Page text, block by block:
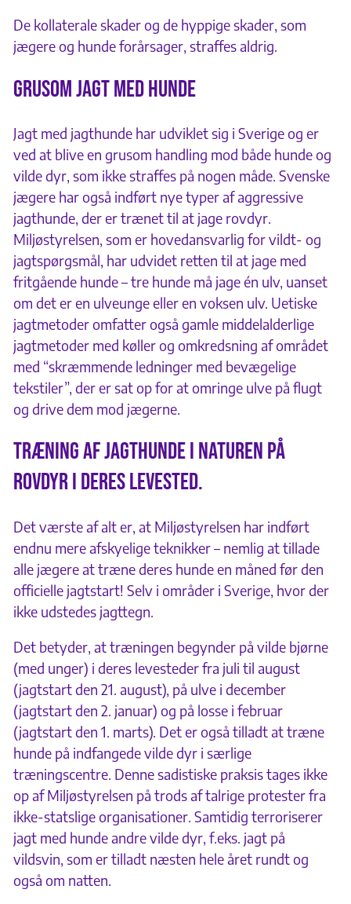
De kollaterale skader og de hyppige skader, som
jægere og hunde forårsager, straffes aldrig.
Grusom jagt med hunde
Jagt med jagthunde har udviklet sig i Sverige og er
ved at blive en grusom handling mod både hunde og
vilde dyr, som ikke straffes på nogen måde. Svenske
jægere har også indført nye typer af aggressive
jagthunde, der er trænet til at jage rovdyr.
Miljøstyrelsen, som er hovedansvarlig for vildt- og
jagtspørgsmål, har udvidet retten til at jage med
fritgående hunde – tre hunde må jage én ulv, uanset
om det er en ulveunge eller en voksen ulv. Uetiske
jagtmetoder omfatter også gamle middelalderlige
jagtmetoder med køller og omkredsning af området
med “skræmmende ledninger med bevægelige
tekstiler”, der er sat op for at omringe ulve på flugt
og drive dem mod jægerne.
Træning af jagthunde i naturen på
rovdyr i deres levested.
Det værste af alt er, at Miljøstyrelsen har indført
endnu mere afskyelige teknikker – nemlig at tillade
alle jægere at træne deres hunde en måned før den
officielle jagtstart! Selv i områder i Sverige, hvor der
ikke udstedes jagttegn.
Det betyder, at træningen begynder på vilde bjørne
(med unger) i deres levesteder fra juli til august
(jagtstart den 21. august), på ulve i december
(jagtstart den 2. januar) og på losse i februar
(jagtstart den 1. marts). Det er også tilladt at træne
hunde på indfangede vilde dyr i særlige
træningscentre. Denne sadistiske praksis tages ikke
op af Miljøstyrelsen på trods af talrige protester fra
ikke-statslige organisationer. Samtidig terroriserer
jagt med hunde andre vilde dyr, f.eks. jagt på
vildsvin, som er tilladt næsten hele året rundt og
også om natten.